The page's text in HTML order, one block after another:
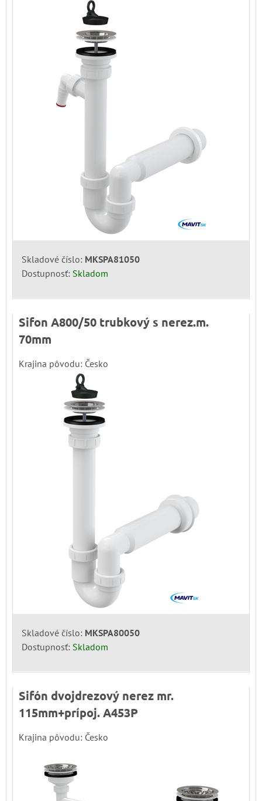
Skladové číslo: MKSPA81050
Dostupnosť: Skladom
Sifon A800/50 trubkový s nerez.m.
70mm
Krajina pôvodu: Česko
Skladové číslo: MKSPA80050
Dostupnosť: Skladom
Sifón dvojdrezový nerez mr.
115mm+prípoj. A453P
Krajina pôvodu: Česko